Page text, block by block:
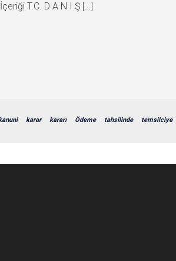
T.C. D A N I Ş […]
karar kararı Ödeme tahsilinde temsilciye